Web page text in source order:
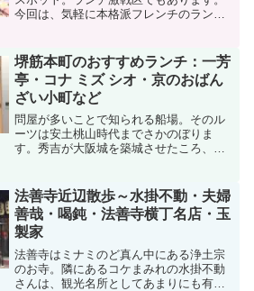
今回は、気軽に本格派フレンチのランチ
南森町駅から徒歩5分。西天満公園に面し
たこちらのビストロは、...
堺筋本町のおすすめランチ：一芳
亭・コナ ミズ シオ・京のおばん
ざい小町など
問屋が多いことで知られる船場。そのル
ーツは安土桃山時代までさかのぼりま
す。秀吉が大阪城を築城させたころ、城
場という地域に両替商、呉服屋、金物屋
などが集まり栄えるようにな...
法善寺近辺散歩～水掛不動・夫婦
善哉・喝鈍・法善寺横丁名店・玉
製家
法善寺はミナミのど真ん中にある浄土宗
のお寺。隣にあるコケまみれの水掛不動
さんは、観光名所としてあまりにも有名